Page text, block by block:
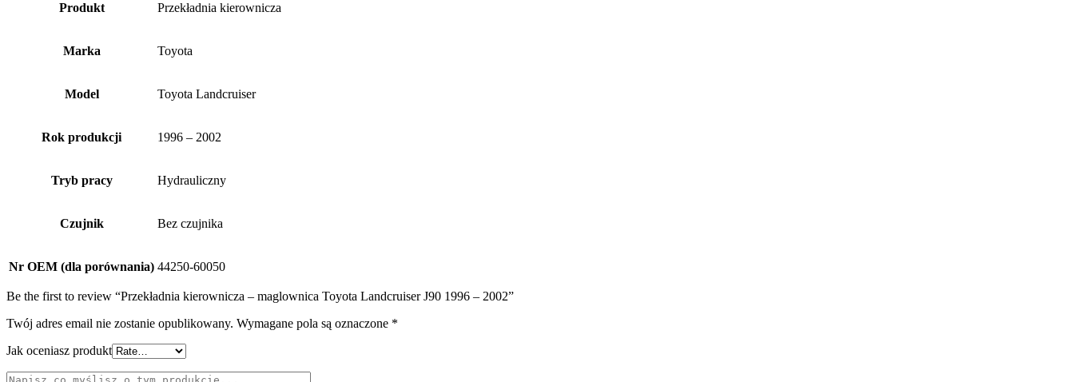
Produkt Przekładnia kierownicza
Marka Toyota
Model Toyota Landcruiser
Rok produkcji 1996 – 2002
Tryb pracy Hydrauliczny
Czujnik Bez czujnika
Nr OEM (dla porównania) 44250-60050
Be the first to review “Przekładnia kierownicza – maglownica Toyota Landcruiser J90 1996 – 2002”
Twój adres email nie zostanie opublikowany. Wymagane pola są oznaczone *
Jak oceniasz produkt